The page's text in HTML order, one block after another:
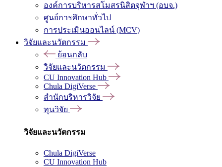
องค์การบริหารสโมสรนิสิตจุฬาฯ (อบจ.)
ศูนย์การศึกษาทั่วไป
การประเมินออนไลน์ (MCV)
วิจัยและนวัตกรรม
ย้อนกลับ
วิจัยและนวัตกรรม
CU Innovation Hub
Chula DigiVerse
สำนักบริหารวิจัย
ทุนวิจัย
วิจัยและนวัตกรรม
Chula DigiVerse
CU Innovation Hub